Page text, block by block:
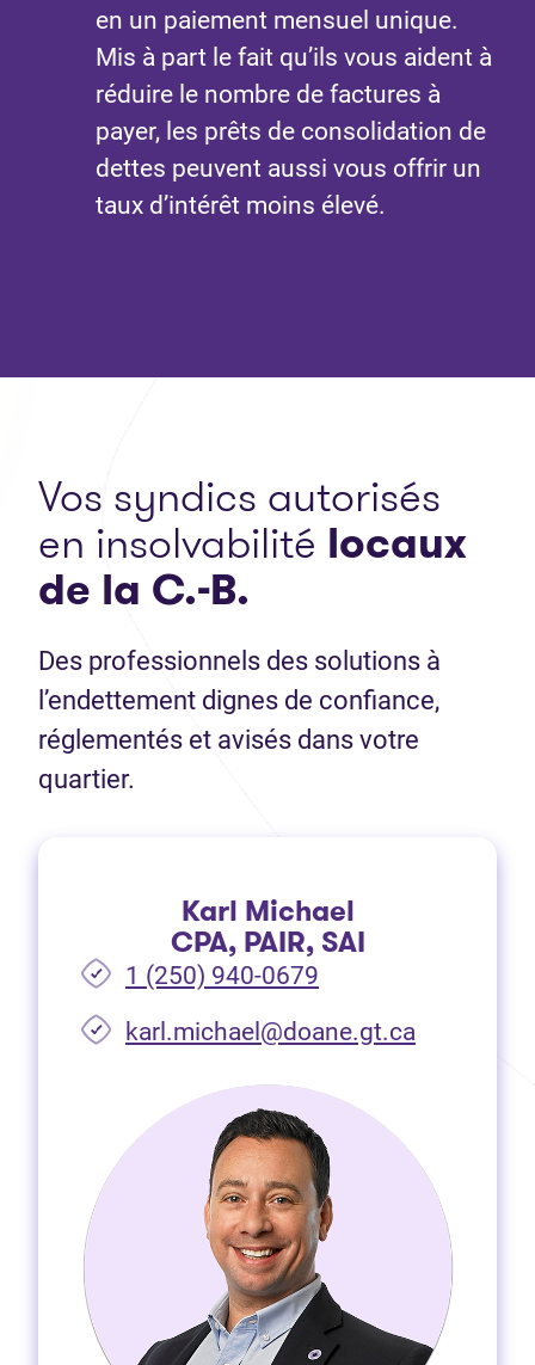
en un paiement mensuel unique.
Mis à part le fait qu’ils vous aident à
réduire le nombre de factures à
payer, les prêts de consolidation de
dettes peuvent aussi vous offrir un
taux d’intérêt moins élevé.
Vos syndics autorisés
en insolvabilité locaux
de la C.-B.
Des professionnels des solutions à
l’endettement dignes de confiance,
réglementés et avisés dans votre
quartier.
Karl Michael
CPA, PAIR, SAI
1 (250) 940-0679
karl.michael@doane.gt.ca